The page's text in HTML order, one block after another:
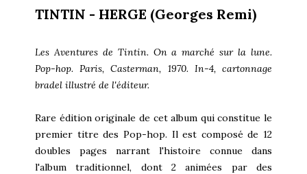
TINTIN - HERGE (Georges Remi)
Les Aventures de Tintin. On a marché sur la lune.
Pop-hop. Paris, Casterman, 1970. In-4, cartonnage
bradel illustré de l'éditeur.
Rare édition originale de cet album qui constitue le
premier titre des Pop-hop. Il est composé de 12
doubles pages narrant l'histoire connue dans
l'album traditionnel, dont 2 animées par des